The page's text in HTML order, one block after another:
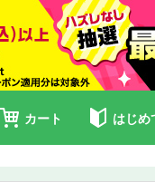
カート はじめ